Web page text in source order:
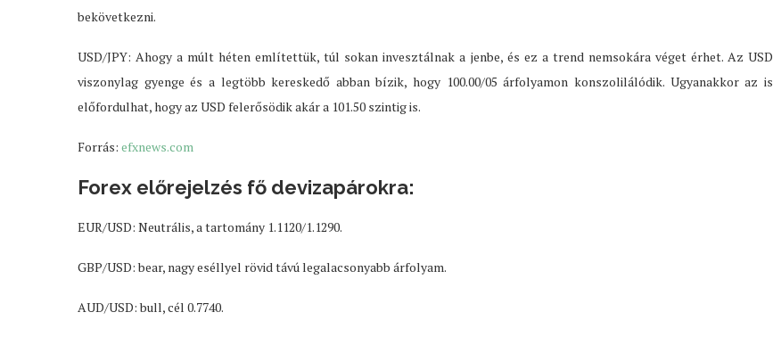
bekövetkezni.
USD/JPY: Ahogy a múlt héten említettük, túl sokan invesztálnak a jenbe, és ez a trend nemsokára véget érhet. Az USD
viszonylag gyenge és a legtöbb kereskedő abban bízik, hogy 100.00/05 árfolyamon konszolilálódik. Ugyanakkor az is
előfordulhat, hogy az USD felerősödik akár a 101.50 szintig is.
Forrás: efxnews.com
Forex előrejelzés fő devizapárokra:
EUR/USD: Neutrális, a tartomány 1.1120/1.1290.
GBP/USD: bear, nagy eséllyel rövid távú legalacsonyabb árfolyam.
AUD/USD: bull, cél 0.7740.